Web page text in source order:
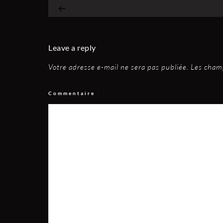
Leave a reply
Votre adresse e-mail ne sera pas publiée. Les
Commentaire *